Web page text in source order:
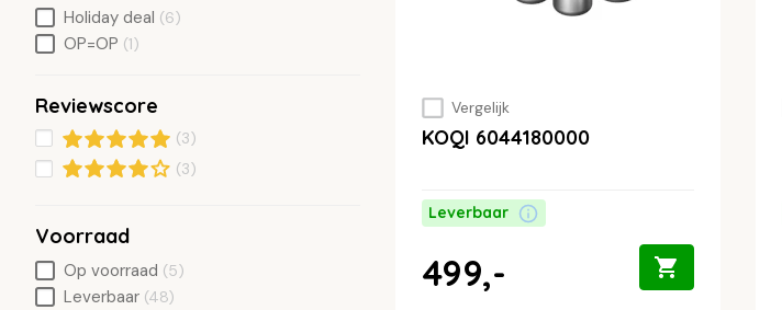
Vergelijk
KOQI 6044180000
Leverbaar
499,-
Holiday deal (6)
OP=OP (1)
Reviewscore
(3)
(3)
Voorraad
Op voorraad (5)
Leverbaar (48)